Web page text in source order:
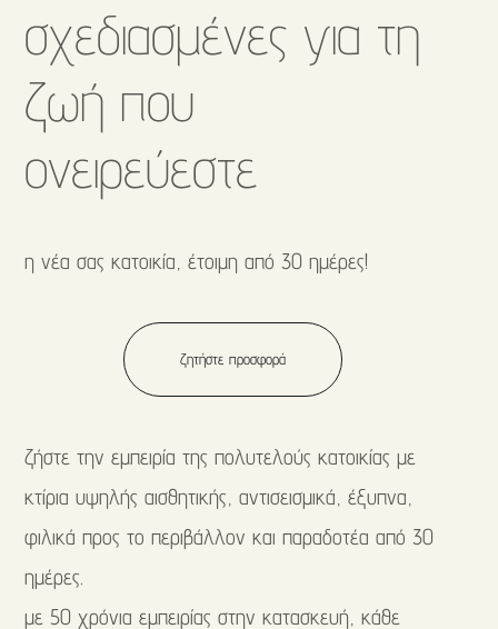
σχεδιασμένες για τη
ζωή που
ονειρεύεστε
η νέα σας κατοικία, έτοιμη από 30 ημέρες!
ζητήστε προσφορά
ζήστε την εμπειρία της πολυτελούς κατοικίας με
κτίρια υψηλής αισθητικής, αντισεισμικά, έξυπνα,
φιλικά προς το περιβάλλον και παραδοτέα από 30
ημέρες.
με 50 χρόνια εμπειρίας στην κατασκευή, κάθε